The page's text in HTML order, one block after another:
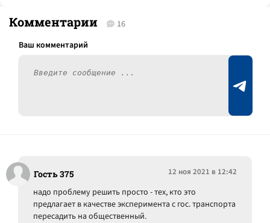
Комментарии 16
Гость 375 12 ноя 2021 в 12:42
надо проблему решить просто - тех, кто это
предлагает в качестве эксперимента с гос. транспорта
пересадить на общественный.